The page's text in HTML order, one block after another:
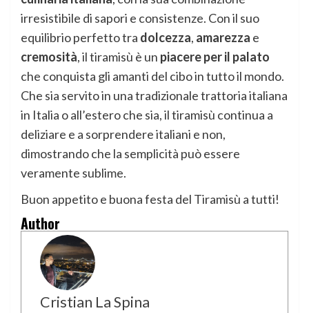
irresistibile di sapori e consistenze. Con il suo
equilibrio perfetto tra dolcezza, amarezza e
cremosità, il tiramisù è un piacere per il palato
che conquista gli amanti del cibo in tutto il mondo.
Che sia servito in una tradizionale trattoria italiana
in Italia o all’estero che sia, il tiramisù continua a
deliziare e a sorprendere italiani e non,
dimostrando che la semplicità può essere
veramente sublime.
Buon appetito e buona festa del Tiramisù a tutti!
Author
Cristian La Spina